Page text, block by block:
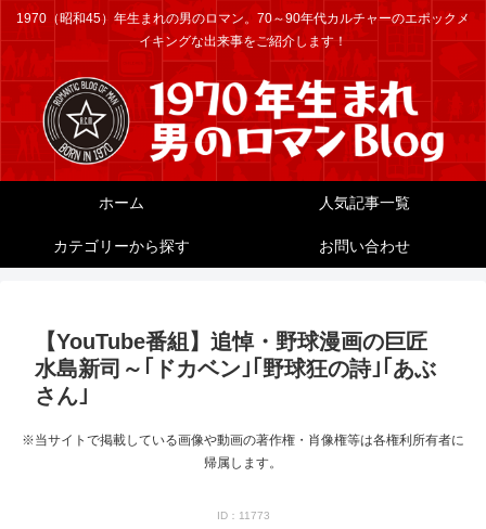
1970（昭和45）年生まれの男のロマン。70～90年代カルチャーのエポックメ
イキングな出来事をご紹介します！
ホーム 人気記事一覧
カテゴリーから探す お問い合わせ
【YouTube番組】追悼・野球漫画の巨匠
水島新司～｢ドカベン｣｢野球狂の詩｣｢あぶ
さん｣
※当サイトで掲載している画像や動画の著作権・肖像権等は各権利所有者に
帰属します。
ID：11773